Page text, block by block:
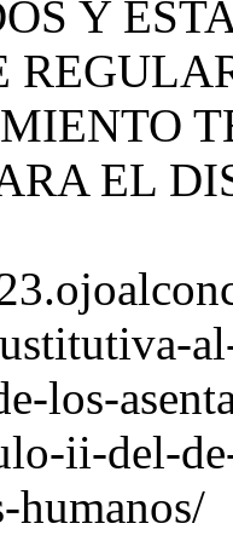
Y
EL
los-
ii-del-
humanos/